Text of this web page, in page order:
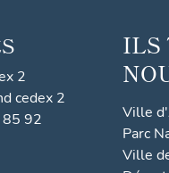
2
cedex 2
92
ILS
Ville
Parc
Ville